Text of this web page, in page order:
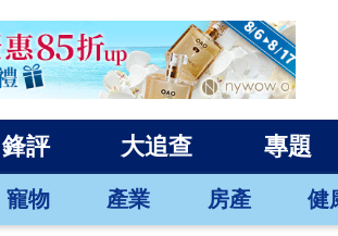
鋒評 大追查 專題
寵物 產業 房產 健